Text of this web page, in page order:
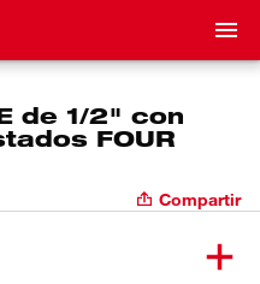
de 1/2" con
FOUR
Compartir